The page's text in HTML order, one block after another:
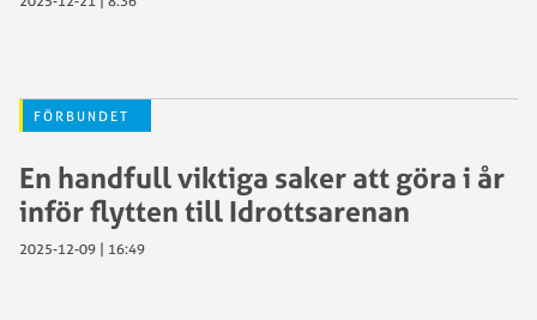
FÖRBUNDET
En handfull viktiga saker att göra i år
inför flytten till Idrottsarenan
2025-12-09 | 16:49